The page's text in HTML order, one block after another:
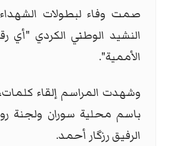
صمت وفاء لبطولات
النشيد الوطني الكردي "أي
الأممية".
وشهدت المراسم إلقاء
باسم محلية سوران ولجنة
الرفيق رزگار أحمد.